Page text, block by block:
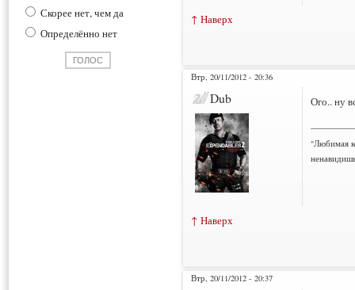
Скорее нет, чем да
Определённо нет
↑ Наверх
Втр, 20/11/2012 - 20:36
Dub Ого.. ну
"Любимая
↑ Наверх
Втр, 20/11/2012 - 20:37